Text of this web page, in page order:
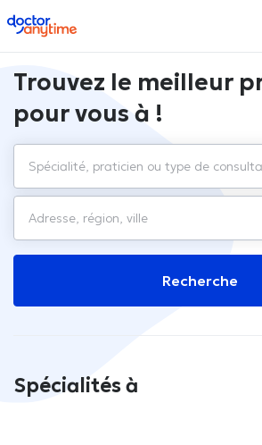
doctoranytime
Trouvez le meilleur
pour vous à !
Recherche
Spécialités à